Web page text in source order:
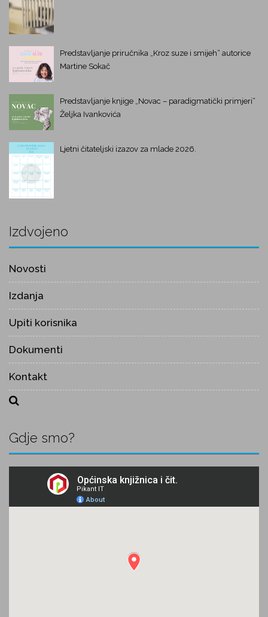
Predstavljanje priručnika „Kroz suze i smijeh“ autorice
Martine Sokač
Predstavljanje knjige „Novac – paradigmatički primjeri“
Željka Ivankovića
Ljetni čitateljski izazov za mlade 2026.
Izdvojeno
Novosti
Izdanja
Upiti korisnika
Dokumenti
Kontakt
Gdje smo?